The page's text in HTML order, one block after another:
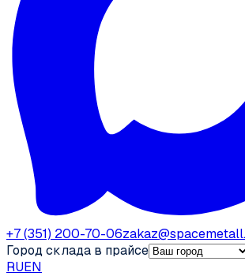
+7 (351) 200-70-06
Город склада в прайсе
RUEN